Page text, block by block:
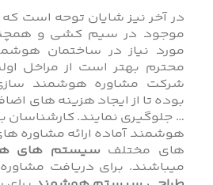
در آخر نیز شایان توحه است
موجود در سیم کشی و
محترم بهتر است از مراخل
شرکت مشاوره هوشمند سازی
بوده تا از ایجاد هزینه های
… جلوگیری نمایند.
هوشمند آماده ارائه مشاوره
های مختلف سیستم های
میباشند. برای دریافت